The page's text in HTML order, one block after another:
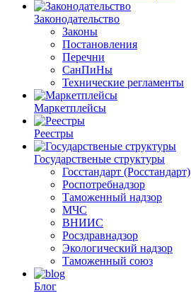
Законодательство
Законы
Постановления
Перечни
СанПиНы
Технические регламенты
Маркетплейсы
Реестры
Государственые структуры
Госстандарт (Росстандарт)
Роспотребнадзор
Таможенный надзор
МЧС
ВНИИС
Росздравнадзор
Экологический надзор
Таможенный союз
Блог